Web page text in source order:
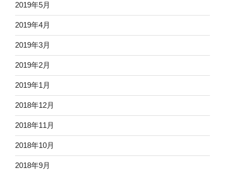
2019年5月
2019年4月
2019年3月
2019年2月
2019年1月
2018年12月
2018年11月
2018年10月
2018年9月